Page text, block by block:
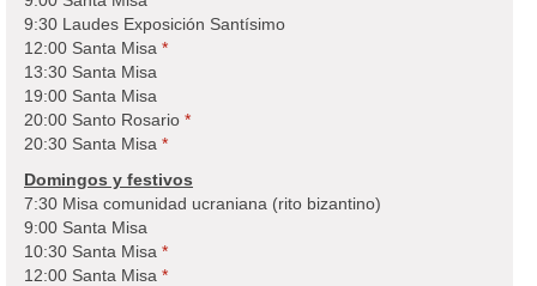
9:30 Laudes Exposición Santísimo
12:00 Santa Misa *
13:30 Santa Misa
19:00 Santa Misa
20:00 Santo Rosario *
20:30 Santa Misa *
Domingos y festivos
7:30 Misa comunidad ucraniana (rito bizantino)
9:00 Santa Misa
10:30 Santa Misa *
12:00 Santa Misa *